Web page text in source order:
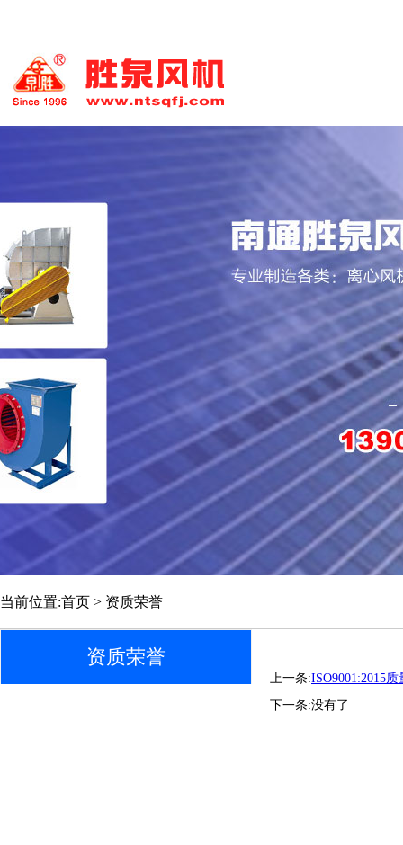
当前位置:首页 > 资质荣誉
资质荣誉
上一条:ISO9001:2015
下一条:没有了